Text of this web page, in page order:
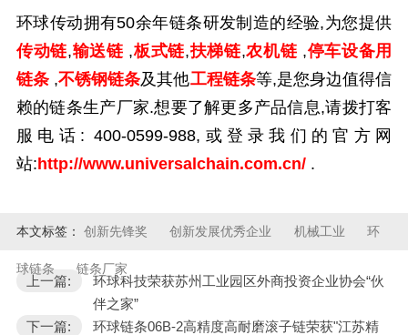
环球传动拥有50余年链条研发制造的经验,为您提供
传动链,输送链 ,板式链,扶梯链,农机链 ,停车设备用
链条 ,不锈钢链条及其他工程链条等,是您身边值得信
赖的链条生产厂家.想要了解更多产品信息,请拨打客
服电话: 400-0599-988, 或登录我们的官方网
站: http://www.universalchain.com.cn/ .
本文标签： 创新先锋奖 创新发展优秀企业 机械工业 环
球链条 链条厂家
上一篇:
环球科技荣获苏州工业园区外商投资企业协会“伙
伴之家”
下一篇:
环球链条06B-2高精度高耐磨滚子链荣获"江苏精